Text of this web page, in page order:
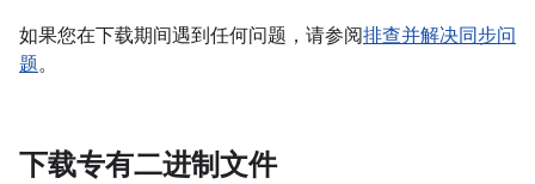
如果您在下载期间遇到任何问题，请参阅排查并解决同步问
题。
下载专有二进制文件